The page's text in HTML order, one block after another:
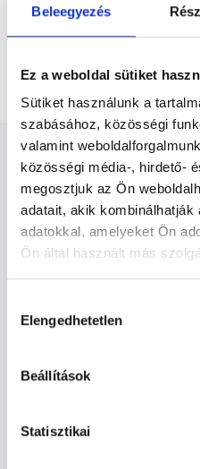
Beleegyezés
Ez a weboldal sütiket
Sütiket használunk a
szabásához, közösségi
valamint
közösségi média-, hirdető-
megosztjuk az Ön
adatait, akik kombinálhatják
adatokkal, amelyeket Ön
Ön által használt más
szabályzat:https://
kiválasztása
Elengedhetetlen
Beállítások
Statisztikai
Főoldal Bőrgyógyász
Bőrgyógyászati rövid vizit
Bőrgyógyász -
KAPCSOLÓDÓ
Szolgáltatások